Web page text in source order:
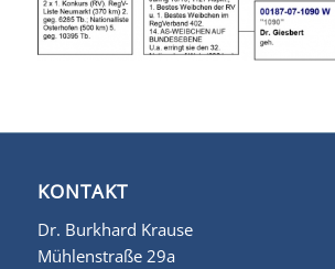
KONTAKT
Dr. Burkhard Krause
Mühlenstraße 29a